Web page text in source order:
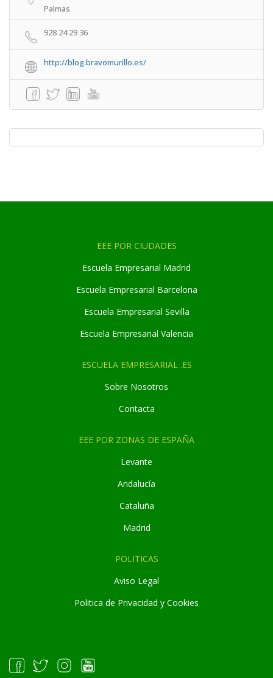
Palmas
928 24 29 36
http://blog.bravomurillo.es/
EEE POR CIUDADES
Escuela Empresarial Madrid
Escuela Empresarial Barcelona
Escuela Empresarial Sevilla
Escuela Empresarial Valencia
ESCUELA EMPRESARIAL .ES
Sobre Nosotros
Contacta
EEE POR ZONAS DE ESPAÑA
Levante
Andalucía
Cataluña
Madrid
POLITICAS
Aviso Legal
Politica de Privacidad y Cookies